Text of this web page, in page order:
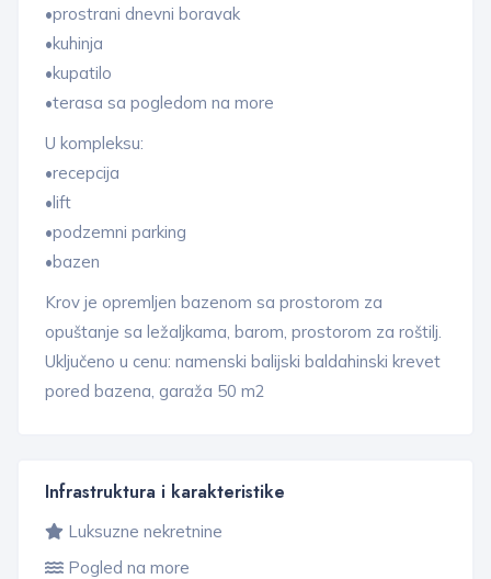
•prostrani dnevni boravak
•kuhinja
•kupatilo
•terasa sa pogledom na more
U kompleksu:
•recepcija
•lift
•podzemni parking
•bazen
Krov je opremljen bazenom sa prostorom za
opuštanje sa ležaljkama, barom, prostorom za roštilj.
Uključeno u cenu: namenski balijski baldahinski krevet
pored bazena, garaža 50 m2
Infrastruktura i karakteristike
Luksuzne nekretnine
Pogled na more